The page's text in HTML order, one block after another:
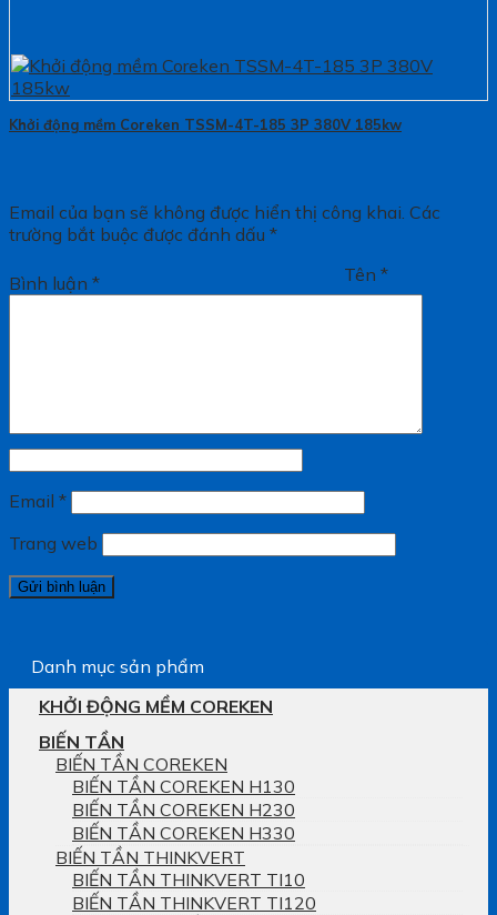
Khởi động mềm Coreken TSSM-4T-185 3P 380V 185kw
Email của bạn sẽ không được hiển thị công khai. Các
trường bắt buộc được đánh dấu *
Bình luận * Tên*
Email *
Trang web
Danh mục sản phẩm
KHỞI ĐỘNG MỀM COREKEN
BIẾN TẦN
BIẾN TẦN COREKEN
BIẾN TẦN COREKEN H130
BIẾN TẦN COREKEN H230
BIẾN TẦN COREKEN H330
BIẾN TẦN THINKVERT
BIẾN TẦN THINKVERT TI10
BIẾN TẦN THINKVERT TI120